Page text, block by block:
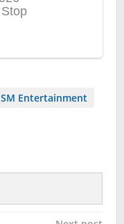
SM Entertainment